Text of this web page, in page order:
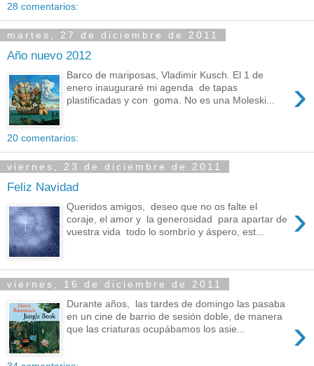
28 comentarios:
martes, 27 de diciembre de 2011
Año nuevo 2012
›
Barco de mariposas, Vladimir Kusch. El 1 de
enero inauguraré mi agenda de tapas
plastificadas y con goma. No es una Moleski...
20 comentarios:
viernes, 23 de diciembre de 2011
Feliz Navidad
›
Queridos amigos, deseo que no os falte el
coraje, el amor y la generosidad para apartar de
vuestra vida todo lo sombrío y áspero, est...
viernes, 16 de diciembre de 2011
›
Durante años, las tardes de domingo las pasaba
en un cine de barrio de sesión doble, de manera
que las criaturas ocupábamos los asie...